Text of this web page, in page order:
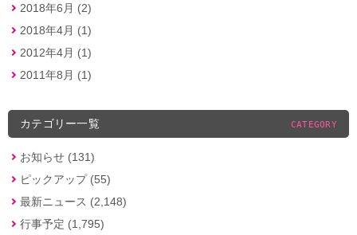
2018年6月 (2)
2018年4月 (1)
2012年4月 (1)
2011年8月 (1)
カテゴリー一覧 CATEGORY
お知らせ (131)
ピックアップ (55)
最新ニュース (2,148)
行事予定 (1,795)